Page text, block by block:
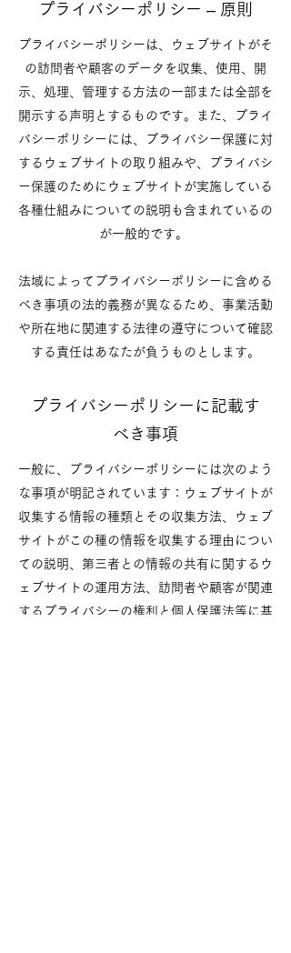
プライバシーポリシー – 原則
プライバシーポリシーは、ウェブサイトがそ
の訪問者や顧客のデータを収集、使用、開
示、処理、管理する方法の一部または全部を
開示する声明とするものです。また、プライ
バシーポリシーには、プライバシー保護に対
するウェブサイトの取り組みや、プライバシ
ー保護のためにウェブサイトが実施している
各種仕組みについての説明も含まれているの
が一般的です。
法域によってプライバシーポリシーに含める
べき事項の法的義務が異なるため、事業活動
や所在地に関連する法律の遵守について確認
する責任はあなたが負うものとします。
プライバシーポリシーに記載す
べき事項
一般に、プライバシーポリシーには次のよう
な事項が明記されています：ウェブサイトが
収集する情報の種類とその収集方法、ウェブ
サイトがこの種の情報を収集する理由につい
ての説明、第三者との情報の共有に関するウ
ェブサイトの運用方法、訪問者や顧客が関連
するプライバシーの権利と個人保護法等に基